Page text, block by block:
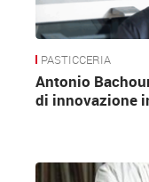
PASTICCERIA
Antonio
di innovazione